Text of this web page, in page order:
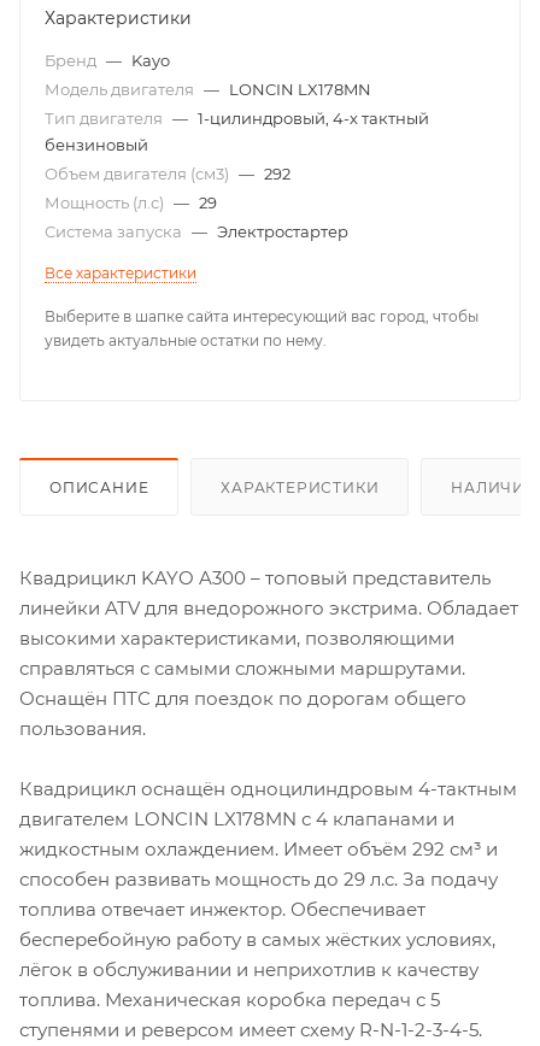
Характеристики
Бренд — Kayo
Модель двигателя — LONCIN LX178MN
Тип двигателя — 1-цилиндровый, 4-х тактный
бензиновый
Объем двигателя (см3) — 292
Мощность (л.с) — 29
Система запуска — Электростартер
Все характеристики
Выберите в шапке сайта интересующий вас город, чтобы
увидеть актуальные остатки по нему.
ОПИСАНИЕ ХАРАКТЕРИСТИКИ НАЛИЧИЕ
Квадрицикл KAYO A300 – топовый представитель
линейки ATV для внедорожного экстрима. Обладает
высокими характеристиками, позволяющими
справляться с самыми сложными маршрутами.
Оснащён ПТС для поездок по дорогам общего
пользования.
Квадрицикл оснащён одноцилиндровым 4-тактным
двигателем LONCIN LX178MN с 4 клапанами и
жидкостным охлаждением. Имеет объём 292 см³ и
способен развивать мощность до 29 л.с. За подачу
топлива отвечает инжектор. Обеспечивает
бесперебойную работу в самых жёстких условиях,
лёгок в обслуживании и неприхотлив к качеству
топлива. Механическая коробка передач с 5
ступенями и реверсом имеет схему R-N-1-2-3-4-5.